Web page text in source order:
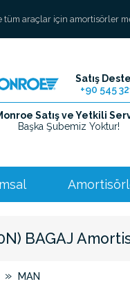
tüm araçlar için amortisörler
Satış
+90 545
Satış ve Yetkili
Başka Şubemiz Yoktur!
BAGAJ
» MAN